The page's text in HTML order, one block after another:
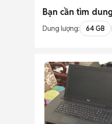
Bạn cần tìm
Dung lượng: 64 GB